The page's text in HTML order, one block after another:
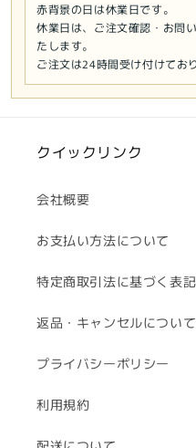
数
量
を
減
数
を
増
赤背景の日は休業日です。
休業日は、ご注文確認・お問
たします。
ご注文は24時間受け付けてお
クイックリンク
会社概要
お支払い方法について
特定商取引法に基づく表記
返品・キャンセルについて
プライバシーポリシー
利用規約